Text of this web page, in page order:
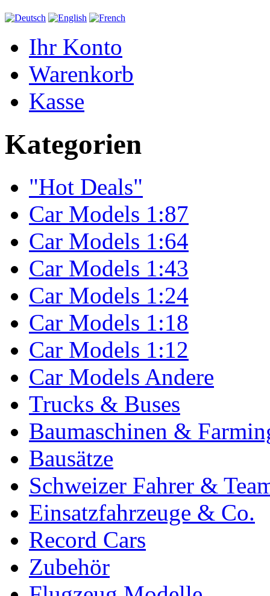
Ihr Konto
Warenkorb
Kasse
Kategorien
"Hot Deals"
Car Models 1:87
Car Models 1:64
Car Models 1:43
Car Models 1:24
Car Models 1:18
Car Models 1:12
Car Models Andere
Trucks & Buses
Baumaschinen &
Bausätze
Schweizer Fahrer &
Einsatzfahrzeuge & Co.
Record Cars
Zubehör